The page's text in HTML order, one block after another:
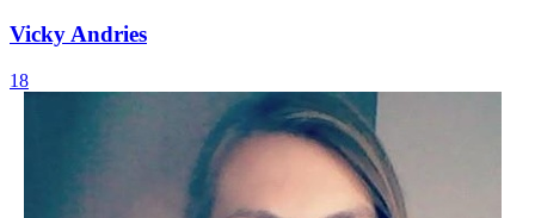
Vicky Andries
18